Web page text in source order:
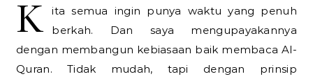
K
ita semua ingin punya waktu yang penuh
berkah. Dan saya mengupayakannya
dengan membangun kebiasaan baik membaca Al-
Quran. Tidak mudah, tapi dengan prinsip